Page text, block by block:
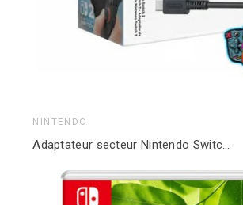
NINTENDO